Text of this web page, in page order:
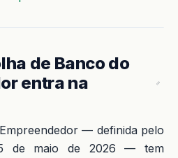
de Banco do
entra na
— definida pelo
de maio de 2026 — tem